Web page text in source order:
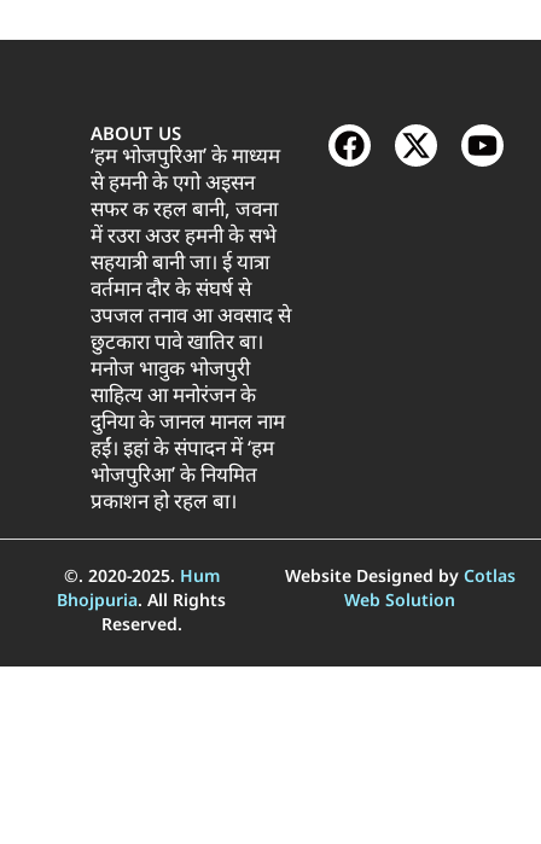
ABOUT US
‘हम भोजपुरिआ’ के माध्यम
से हमनी के एगो अइसन
सफर क रहल बानी, जवना
में रउरा अउर हमनी के सभे
सहयात्री बानी जा। ई यात्रा
वर्तमान दौर के संघर्ष से
उपजल तनाव आ अवसाद से
छुटकारा पावे खातिर बा।
मनोज भावुक भोजपुरी
साहित्य आ मनोरंजन के
दुनिया के जानल मानल नाम
हईं। इहां के संपादन में ‘हम
भोजपुरिआ’ के नियमित
प्रकाशन हो रहल बा।
©. 2020-2025. Hum
Bhojpuria. All Rights
Reserved.
Website Designed by Cotlas
Web Solution